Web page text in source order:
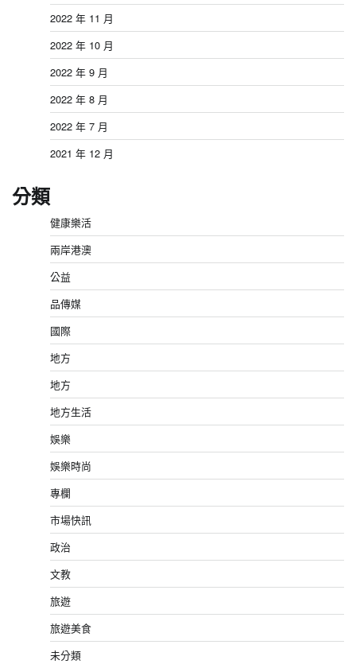
2022 年 11 月
2022 年 10 月
2022 年 9 月
2022 年 8 月
2022 年 7 月
2021 年 12 月
分類
健康樂活
兩岸港澳
公益
品傳媒
國際
地方
地方
地方生活
娛樂
娛樂時尚
專欄
市場快訊
政治
文教
旅遊
旅遊美食
未分類